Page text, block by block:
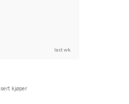
last wk.
kjøper